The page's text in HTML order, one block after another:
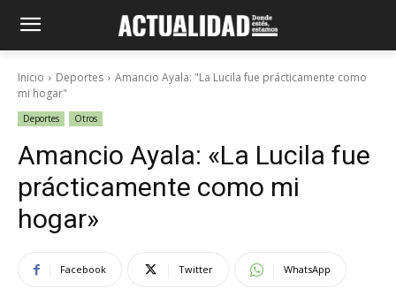
Inicio Deportes
Amancio Ayala: "La Lucila fue prácticamente como
mi hogar"
Deportes Otros
Amancio Ayala: «La Lucila fue
prácticamente como mi
hogar»
Facebook Twitter WhatsApp